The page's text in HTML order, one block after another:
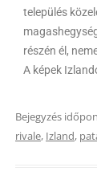
település
részén él,
A képek
Bejegyzés
rivale, Izland,